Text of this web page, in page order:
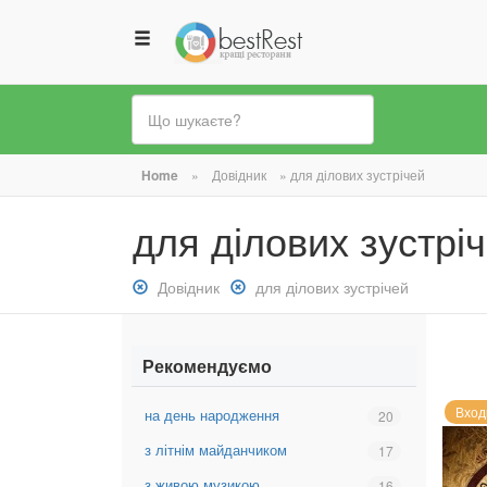
Ви
є
тут
Home » Довідник » для ділових зустрічей
для ділових
Зняти
фільтр:
Довідник
Зняти
фільтр:
ділових
зустрічей
для ділових зустрічей
Рекомендуємо
на день народження 20
на
з літнім майданчиком 17